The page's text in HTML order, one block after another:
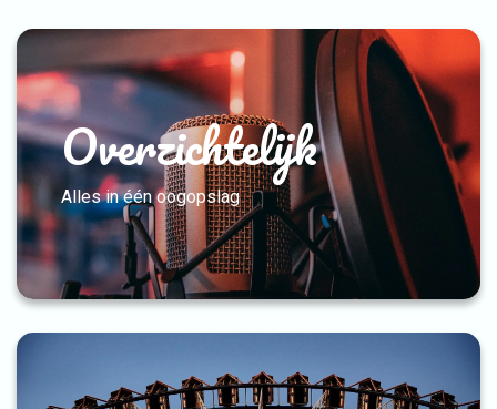
Overzichtelijk
Alles in één oogopslag